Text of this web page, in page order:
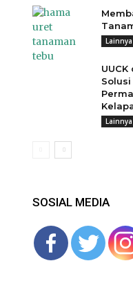
Lainnya
Lainnya
SOSIAL MEDIA